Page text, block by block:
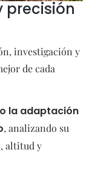
precisión
investigación y
de cada
la adaptación
, analizando su
altitud y